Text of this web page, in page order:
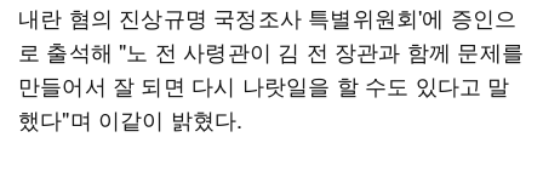
내란 혐의 진상규명 국정조사 특별위원회'에 증인으
로 출석해 "노 전 사령관이 김 전 장관과 함께 문제를
만들어서 잘 되면 다시 나랏일을 할 수도 있다고 말
했다"며 이같이 밝혔다.